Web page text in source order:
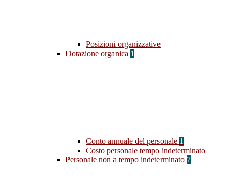
Posizioni organizzative
Dotazione organica 1
Conto annuale del personale 1
Costo personale tempo indeterminato
Personale non a tempo indeterminato 7